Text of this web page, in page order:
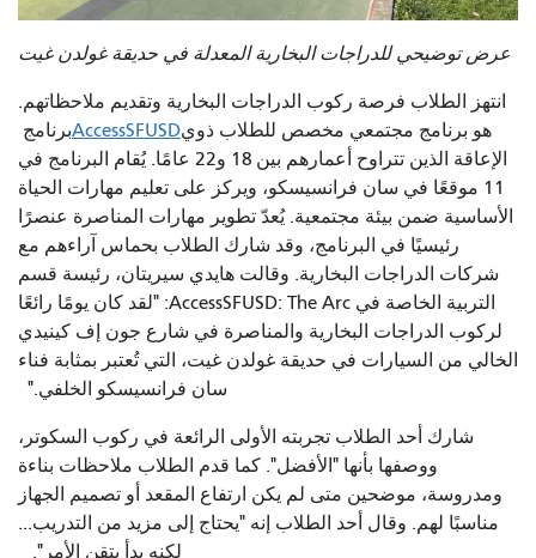
عرض توضيحي للدراجات البخارية المعدلة في حديقة غولدن غيت
انتهز الطلاب فرصة ركوب الدراجات البخارية وتقديم ملاحظاتهم.
برنامجAccessSFUSDهو برنامج مجتمعي مخصص للطلاب ذوي
الإعاقة الذين تتراوح أعمارهم بين 18 و22 عامًا. يُقام البرنامج في
11 موقعًا في سان فرانسيسكو، ويركز على تعليم مهارات الحياة
الأساسية ضمن بيئة مجتمعية. يُعدّ تطوير مهارات المناصرة عنصرًا
رئيسيًا في البرنامج، وقد شارك الطلاب بحماس آراءهم مع
شركات الدراجات البخارية. وقالت هايدي سيريتان، رئيسة قسم
التربية الخاصة في AccessSFUSD: The Arc: "لقد كان يومًا رائعًا
لركوب الدراجات البخارية والمناصرة في شارع جون إف كينيدي
الخالي من السيارات في حديقة غولدن غيت، التي تُعتبر بمثابة فناء
سان فرانسيسكو الخلفي."
شارك أحد الطلاب تجربته الأولى الرائعة في ركوب السكوتر،
ووصفها بأنها "الأفضل". كما قدم الطلاب ملاحظات بناءة
ومدروسة، موضحين متى لم يكن ارتفاع المقعد أو تصميم الجهاز
مناسبًا لهم. وقال أحد الطلاب إنه "يحتاج إلى مزيد من التدريب...
لكنه بدأ يتقن الأمر".